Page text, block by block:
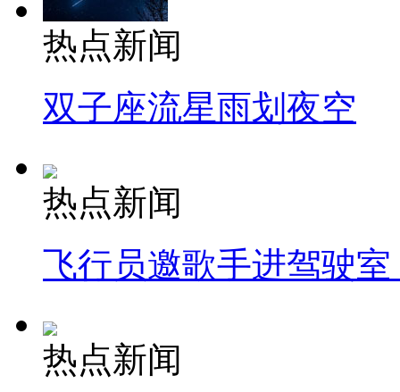
热点新闻
双子座流星雨划夜空
热点新闻
飞行员邀歌手进驾驶
热点新闻